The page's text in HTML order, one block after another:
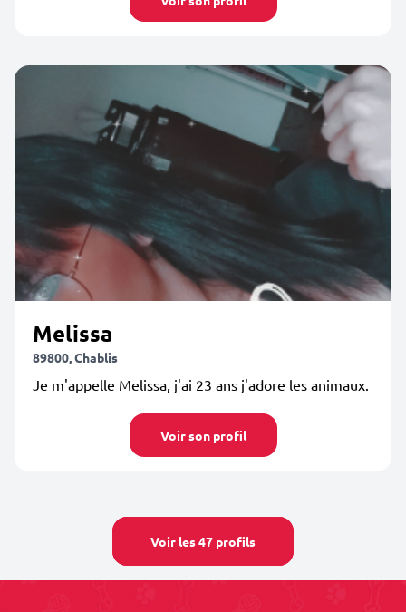
Melissa
89800, Chablis
Je m'appelle Melissa, j'ai 23 ans j'adore les animaux.
Voir son profil
Voir les 47 profils